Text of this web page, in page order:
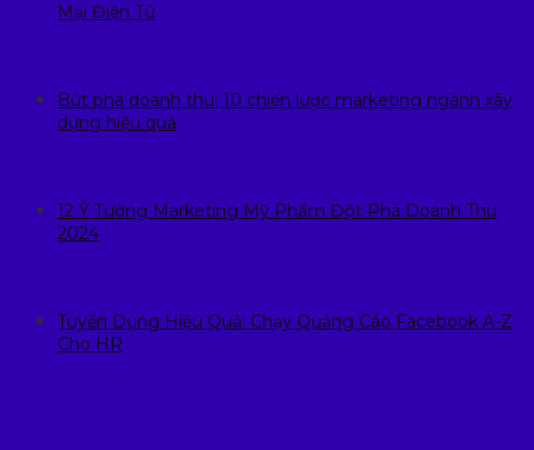
Mại Điện Tử
Bứt phá doanh thu: 10 chiến lược marketing ngành xây
dựng hiệu quả
12 Ý Tưởng Marketing Mỹ Phẩm Đột Phá Doanh Thu
2024
Tuyển Dụng Hiệu Quả: Chạy Quảng Cáo Facebook A-Z
Cho HR